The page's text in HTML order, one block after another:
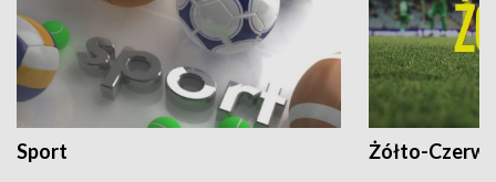
Sport Żółto-